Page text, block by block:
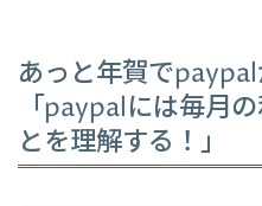
あっと年賀でpaypal
「paypalには毎月
とを理解する！」